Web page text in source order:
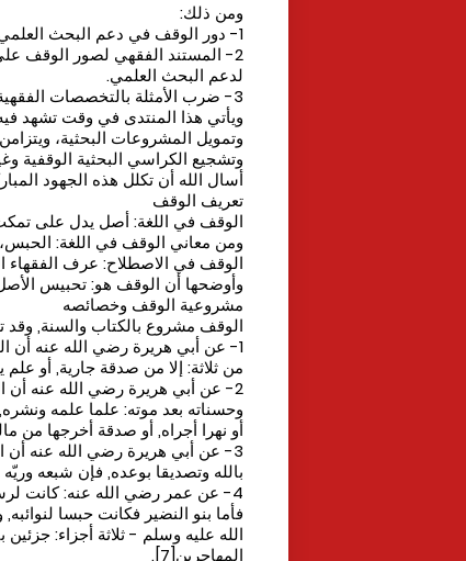
ومن ذلك:
1- دور الوقف في دعم البحث العلمي بشكل عام، والبحوث الفقهية على وجه الخصوص.
2- المستند الفقهي لصور الوقف
لدعم البحث العلمي.
3- ضرب الأمثلة بالتخصصات الفقهية.
ويأتي هذا المنتدى في وقت تشهد
وتمويل المشروعات البحثية،
وتشجيع الكراسي البحثية الوقفية
أسال الله أن تكلل هذه الجهود
تعريف الوقف
الوقف في اللغة: أصل يدل على
ومن معاني الوقف في اللغة: الحبس،
الوقف في الاصطلاح: عرف الفقهاء
وأوضحها أن الوقف هو: تحبيس الأصل
مشروعية الوقف وخصائصه
الوقف مشروع بالكتاب والسنة,
1- عن أبي هريرة رضي الله عنه أن
من ثلاثة: إلا من صدقة جارية, أو علم
2- عن أبي هريرة رضي الله عنه
وحسناته بعد موته: علما علمه ونشره,
أو نهرا أجراه, أو صدقة أخرجها من
3- عن أبي هريرة رضي الله عنه
بالله وتصديقا بوعده, فإن شبعه وريّه
4- عن عمر رضي الله عنه: كانت
فأما بنو النضير فكانت حبسا
الله عليه وسلم - ثلاثة أجزاء:
المهاجرين[7].